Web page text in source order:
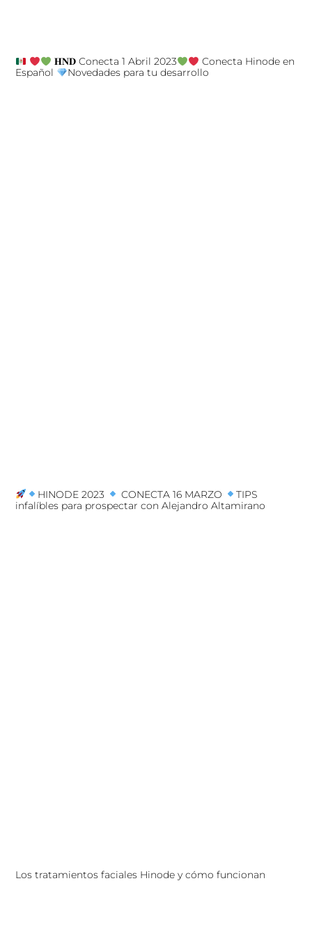
𝐇𝐍𝐃 Conecta 1 Abril 2023
Conecta Hinode en
Español
Novedades para tu desarrollo
HINODE 2023 CONECTA 16 MARZO
TIPS
infalíbles para prospectar con Alejandro Altamirano
Los tratamientos faciales Hinode y cómo funcionan